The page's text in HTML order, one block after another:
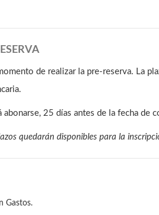
de realizar la pre-reserva. La
25 días antes de la fecha de
quedarán disponibles para la
Gastos.